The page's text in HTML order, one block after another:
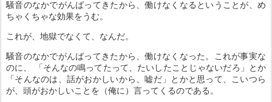
騒音のなかでがんばってきたから、働けなくなるということが、め
ちゃくちゃな効果をうむ。
これが、地獄でなくて、なんだ。
騒音のなかでがんばってきたから、働けなくなった。これが事実な
のに、 「そんなの鳴ってたって、たいしたことじゃないだろ」とか
「そんなのは、話がおかしいから、嘘だ」とかと思って、こいつら
が、頭がおかしいことを（俺に）言ってくるのである。